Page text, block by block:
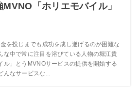
「ホリエモバイル」
を投じまでも成功を成し遂げるのが困難な
な中で常に注目を浴びている人物の堀江貴
ル」とうMVNOサービスの提供を開始する
んなサービスな...